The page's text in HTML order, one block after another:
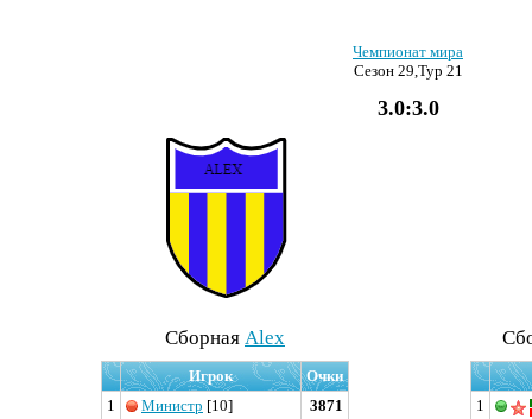
Чемпионат мира
Сезон 29,Тур 21
3.0:3.0
Cборная Alex
Игрок
Очки
1
Министр [10] 3871 1